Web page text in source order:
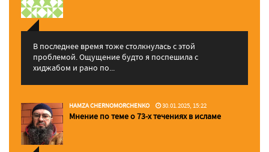
В последнее время тоже столкнулась с этой
проблемой. Ощущение будто я поспешила с
хиджабом и рано по...
HAMZA CHERNOMORCHENKO 30.01.2025, 15:22
Мнение по теме о 73-х течениях в исламе